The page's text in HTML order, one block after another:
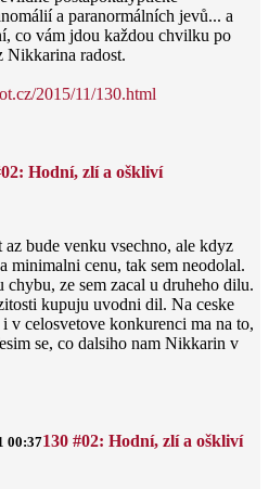
a paranormálních jevů... a
co vám jdou každou chvilku po
Nikkarina radost.
2015/11/130.html
Hodní, zlí a oškliví
bude venku vsechno, ale kdyz
minimalni cenu, tak sem neodolal.
chybu, ze sem zacal u druheho dilu.
kupuju uvodni dil. Na ceske
v celosvetove konkurenci ma na to,
se, co dalsiho nam Nikkarin v
00:37130 #02: Hodní, zlí a oškliví